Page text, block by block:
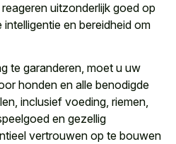
uitzonderlijk goed op
en bereidheid om
te garanderen, moet u uw
honden en alle benodigde
inclusief voeding, riemen,
en gezellig
vertrouwen op te bouwen